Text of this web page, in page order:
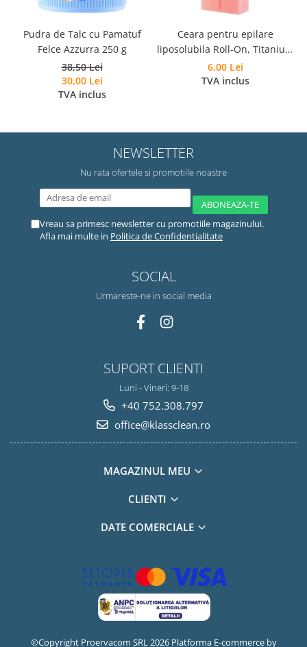
Pudra de Talc cu Pamatuf
Felce Azzurra 250 g
38,50 Lei
30,00 Lei
TVA inclus
Ceara pentru epilare
liposolubila Roll-On, Titanium
Rosa, Roial, 100 ml
6,00 Lei
TVA inclus
NEWSLETTER
Nu rata ofertele si promotiile noastre
Vreau sa primesc newsletter cu promotiile magazinului.
Afla mai multe in Politica de Confidentialitate
SOCIAL
Urmareste-ne in social media
SUPORT CLIENTI
Luni - Vineri: 9-18
+40 752.308.797
office@klassclean.ro
MAGAZINUL MEU
CLIENTI
DATE COMERCIALE
©Copyright Proervacom SRL 2026 Platforma E-commerce by